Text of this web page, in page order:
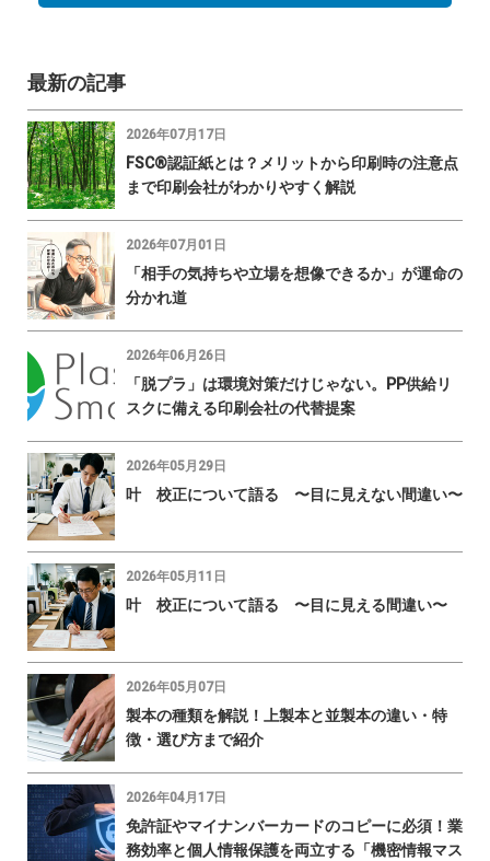
最新の記事
2026年07月17日
FSC®認証紙とは？メリットから印刷時の注意点
まで印刷会社がわかりやすく解説
2026年07月01日
「相手の気持ちや立場を想像できるか」が運命の
分かれ道
2026年06月26日
「脱プラ」は環境対策だけじゃない。PP供給リ
スクに備える印刷会社の代替提案
2026年05月29日
叶 校正について語る 〜目に見えない間違い〜
2026年05月11日
叶 校正について語る 〜目に見える間違い〜
2026年05月07日
製本の種類を解説！上製本と並製本の違い・特
徴・選び方まで紹介
2026年04月17日
免許証やマイナンバーカードのコピーに必須！業
務効率と個人情報保護を両立する「機密情報マス